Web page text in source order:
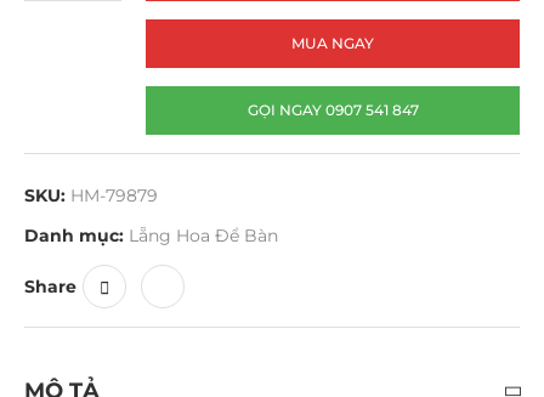
MUA NGAY
GỌI NGAY 0907 541 847
SKU: HM-79879
Danh mục: Lẵng Hoa Để Bàn
Share
MÔ TẢ